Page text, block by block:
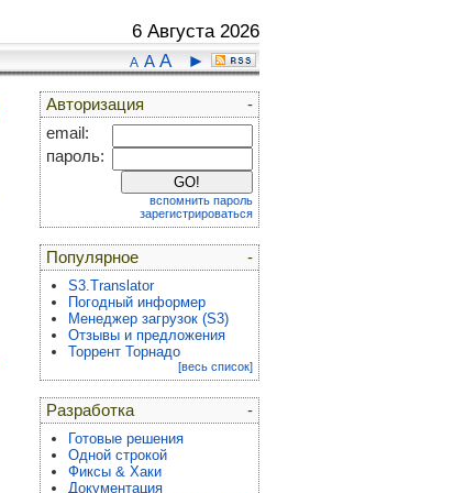
6 Августа 2026
A A A ►
-
Авторизация
email:
пароль:
вспомнить пароль
зарегистрироваться
-
Популярное
S3.Translator
Погодный информер
Менеджер загрузок (S3)
Отзывы и предложения
Торрент Торнадо
[весь список]
-
Разработка
Готовые решения
Одной строкой
Фиксы & Хаки
Документация